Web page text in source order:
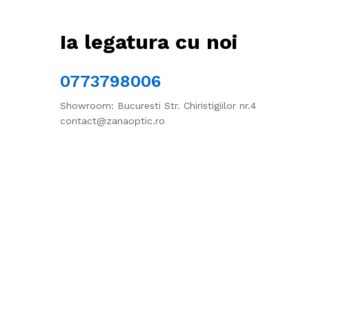
Ia legatura cu noi
0773798006
Showroom: Bucuresti Str. Chiristigiilor nr.4
contact@zanaoptic.ro